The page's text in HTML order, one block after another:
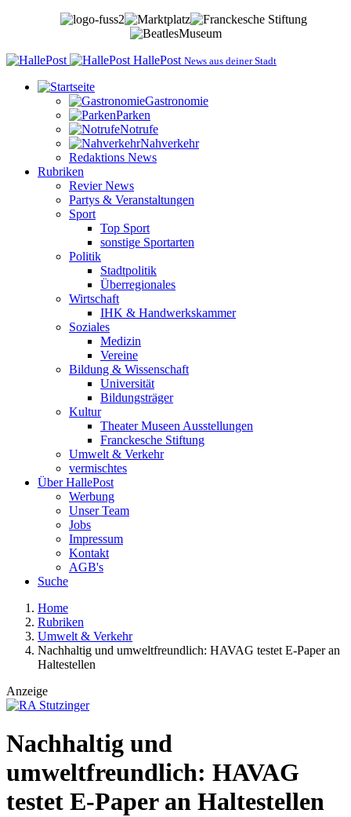
HallePost News aus deiner Stadt
Gastronomie
Parken
Notrufe
Nahverkehr
Redaktions News
Rubriken
Revier News
Partys & Veranstaltungen
Sport
Top Sport
sonstige Sportarten
Politik
Stadtpolitik
Überregionales
Wirtschaft
IHK & Handwerkskammer
Soziales
Medizin
Vereine
Bildung & Wissenschaft
Universität
Bildungsträger
Kultur
Theater Museen Ausstellungen
Franckesche Stiftung
Umwelt & Verkehr
vermischtes
Über HallePost
Werbung
Unser Team
Jobs
Impressum
Kontakt
AGB's
Suche
Home
Rubriken
Umwelt & Verkehr
Nachhaltig und umweltfreundlich: HAVAG testet E-Paper an
Haltestellen
Anzeige
Nachhaltig und
umweltfreundlich: HAVAG
testet E-Paper an Haltestellen